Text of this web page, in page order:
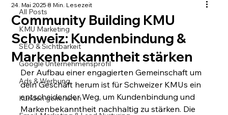
All Posts
KMU Marketing
SEO & Sichtbarkeit
Google Unternehmensprofil
Ads & Werbung
Kunden generieren
Community Building KMU
Schweiz: Kundenbindung &
Markenbekanntheit stärken
24. Mai 20258 Min. Lesezeit
Der Aufbau einer engagierten Gemeinschaft um
dein Geschäft herum ist für Schweizer KMUs ein
entscheidender Weg, um Kundenbindung und
Markenbekanntheit nachhaltig zu stärken. Die